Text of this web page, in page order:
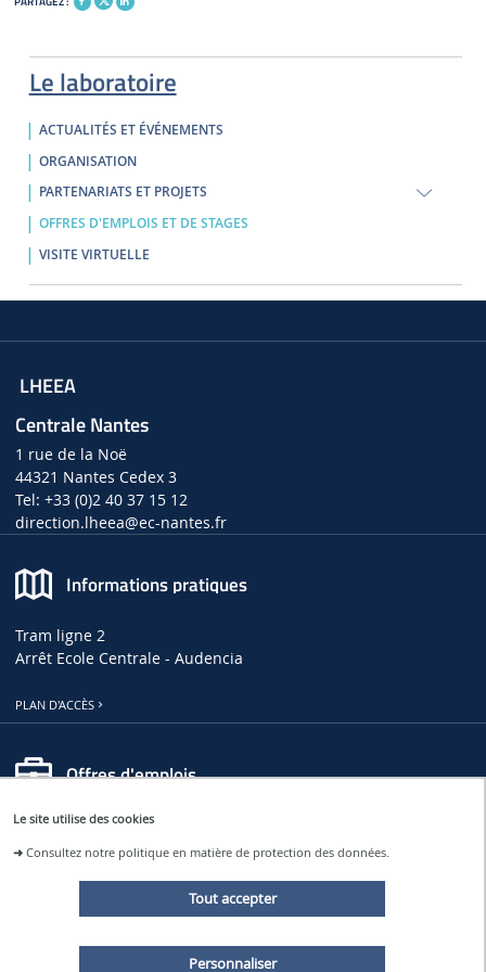
Le site utilise des cookies
➜Consultez notre politique en matière de protection des données.
Tout accepter
Personnaliser
Le laboratoire
ACTUALITÉS ET ÉVÉNEMENTS
ORGANISATION
PARTENARIATS ET PROJETS
OFFRES D'EMPLOIS ET DE STAGES
VISITE VIRTUELLE
LHEEA
Centrale Nantes
1 rue de la Noë
44321 Nantes Cedex 3
Tel: +33 (0)2 40 37 15 12
direction.lheea@ec-nantes.fr
Informations pratiques
Tram ligne 2
Arrêt Ecole Centrale - Audencia
PLAN D'ACCÈS
Offres d'emplois
OFFRES D'EMPLOIS, DE THÈSES ET DE STAGES AU LHEEA
OFFRES D'EMPLOI À CENTRALE NANTES
Restons connectés